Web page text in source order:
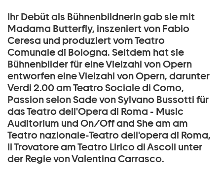
Ihr Debüt als Bühnenbildnerin gab sie mit
Madama Butterfly, inszeniert von Fabio
Ceresa und produziert vom Teatro
Comunale di Bologna. Seitdem hat sie
Bühnenbilder für eine Vielzahl von Opern
entworfen eine Vielzahl von Opern, darunter
Verdi 2.00 am Teatro Sociale di Como,
Passion selon Sade von Sylvano Bussotti für
das Teatro dell'Opera di Roma - Music
Auditorium und On/Off and She am am
Teatro nazionale-Teatro dell'opera di Roma,
Il Trovatore am Teatro Lirico di Ascoli unter
der Regie von Valentina Carrasco.